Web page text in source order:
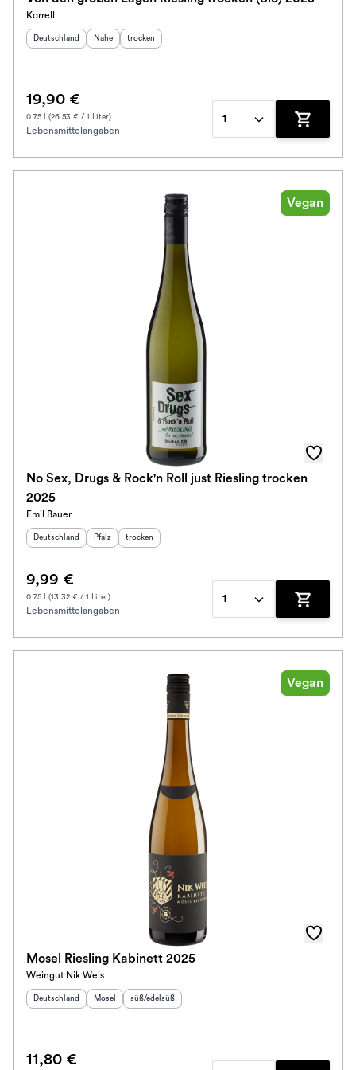
Korrell
Herkunftsland
Deutschland Herkunftsregion:
Nahe Geschmack
trocken
19,90 €
0.75 l (26.53 € / 1 Liter)
Lebensmittelangaben
1
Zum
Vegan
No Sex, Drugs & Rock'n Roll just Riesling trocken
2025
Emil Bauer
Herkunftsland
Deutschland Herkunftsregion
Pfalz Geschmack
trocken
9,99 €
0.75 l (13.32 € / 1 Liter)
Lebensmittelangaben
1
Zum
Vegan
Mosel Riesling Kabinett 2025
Weingut Nik Weis
Herkunftsland
Deutschland Herkunftsregion:
Mosel Geschmack:
süß/edelsüß
11,80 €